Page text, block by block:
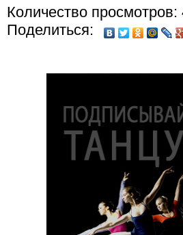
Количество просмотров:
Поделиться: